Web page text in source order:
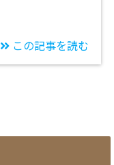
この記事を読む